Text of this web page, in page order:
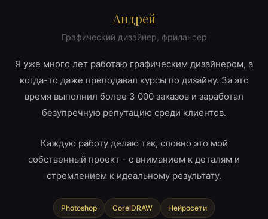
Андрей
Графический дизайнер, фрилансер
Я уже много лет работаю графическим дизайнером, а
когда-то даже преподавал курсы по дизайну. За это
время выполнил более 3 000 заказов и заработал
безупречную репутацию среди клиентов.
Каждую работу делаю так, словно это мой
собственный проект - с вниманием к деталям и
стремлением к идеальному результату.
Photoshop CorelDRAW Нейросети